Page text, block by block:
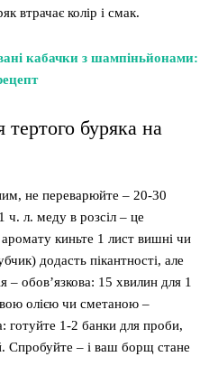
втрачає колір і смак.
кабачки з шампіньйонами:
тертого буряка на
не переварюйте – 20-30
ч. л. меду в розсіл – це
аромату киньте 1 лист вишні чи
додасть пікантності, але
– обов’язкова: 15 хвилин для 1
олією чи сметаною –
готуйте 1-2 банки для проби,
Спробуйте – і ваш борщ стане